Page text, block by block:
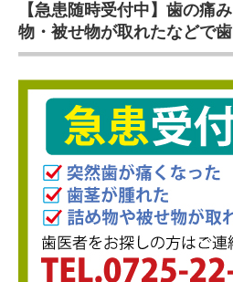
【急患随時受付中】歯の痛
物・被せ物が取れたなどで